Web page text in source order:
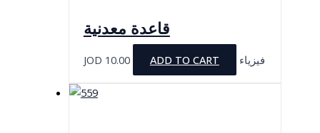
قاعدة معدنية
JOD 10.00 ADD TO CART فيزياء